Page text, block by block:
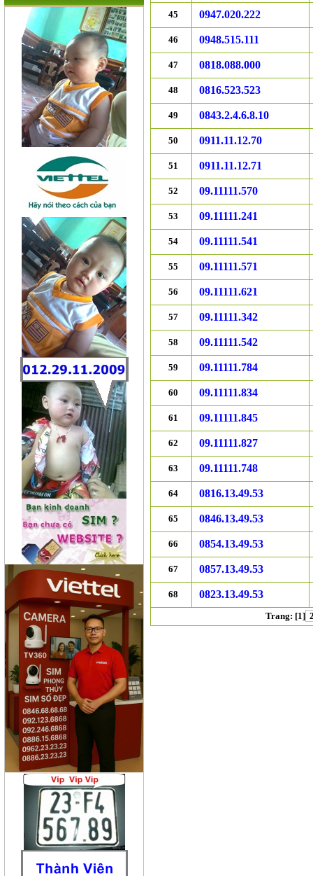
45 0947.020.222
46 0948.515.111
47 0818.088.000
48 0816.523.523
49 0843.2.4.6.8.10
50 0911.11.12.70
51 0911.11.12.71
52 09.11111.570
53 09.11111.241
54 09.11111.541
55 09.11111.571
56 09.11111.621
57 09.11111.342
58 09.11111.542
59 09.11111.784
60 09.11111.834
61 09.11111.845
62 09.11111.827
63 09.11111.748
64 0816.13.49.53
65 0846.13.49.53
66 0854.13.49.53
67 0857.13.49.53
68 0823.13.49.53
Trang: [1]